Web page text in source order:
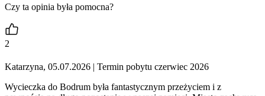
Czy ta opinia była pomocna?
2
Katarzyna, 05.07.2026 | Termin pobytu czerwiec 2026
Wycieczka do Bodrum była fantastycznym przeżyciem i z